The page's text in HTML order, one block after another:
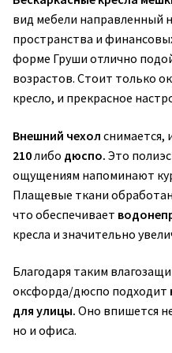
вид мебели направленный
пространства и
форме Груши отлично
возрастов. Стоит только
кресло, и прекрасное
Внешний чехол снимается,
210 либо дюспо. Это
ощущениям напоминают
Плащевые ткани
что обеспечивает
кресла и значительно
Благодаря таким
оксфорда/дюспо подходит
для улицы. Оно впишется
но и офиса.